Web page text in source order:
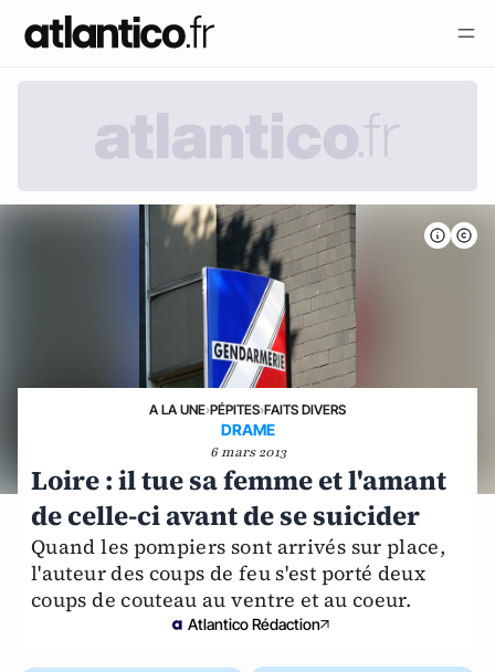
A LA UNE›PÉPITES›FAITS DIVERS
DRAME
6 mars 2013
Loire : il tue sa femme et l'amant
de celle-ci avant de se suicider
Quand les pompiers sont arrivés sur place,
l'auteur des coups de feu s'est porté deux
coups de couteau au ventre et au coeur.
Atlantico Rédaction